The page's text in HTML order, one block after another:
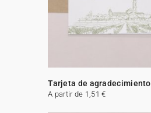
Tarjeta de agradecimiento
A partir de 1,51 €